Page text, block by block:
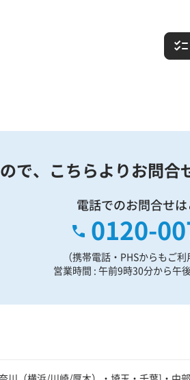
で、 こちらよりお問合
電話でのお問合せ
0120-
（携帯電話・PHSからもご利
営業時間 : 午前9時30分から午